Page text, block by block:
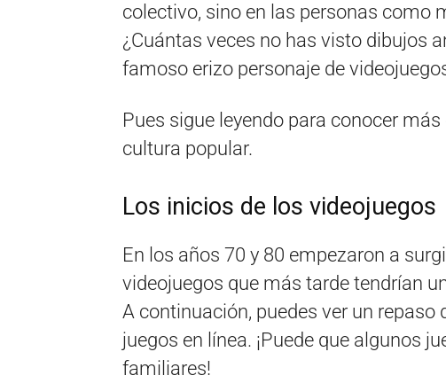
colectivo, sino en las personas como
¿Cuántas veces no has visto dibujos
famoso erizo personaje de
Pues sigue leyendo para conocer
cultura popular.
Los inicios de los videojuegos
En los años 70 y 80 empezaron a
videojuegos que más tarde tendrían
A continuación, puedes ver un repaso
juegos en línea. ¡Puede que algunos
familiares!